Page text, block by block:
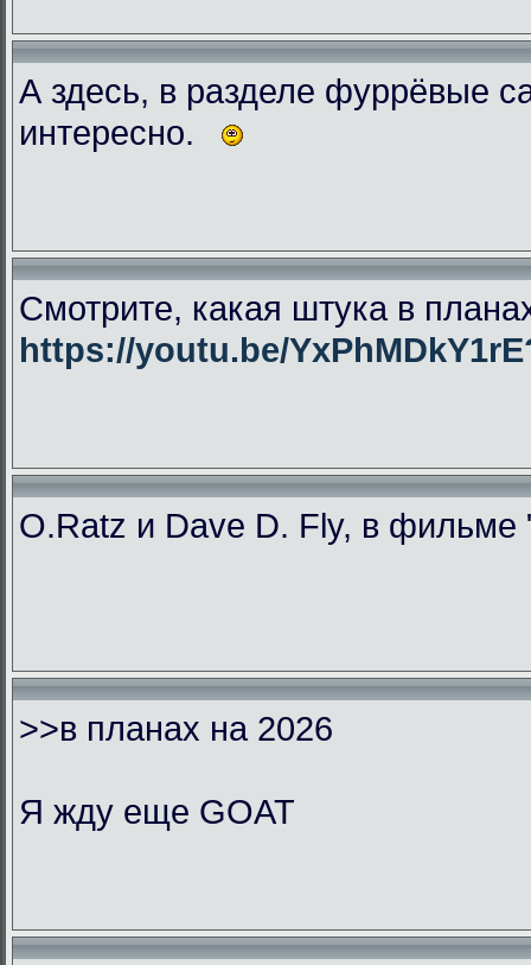
А здесь, в разделе фуррёвые
интересно.
Смотрите, какая штука в
https://youtu.be/
O.Ratz и Dave D. Fly, в
>>в планах на 2026
Я жду еще GOAT